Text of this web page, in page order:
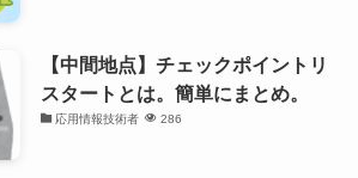
【中間地点】チェックポイントリ
スタートとは。簡単にまとめ。
応用情報技術者 286